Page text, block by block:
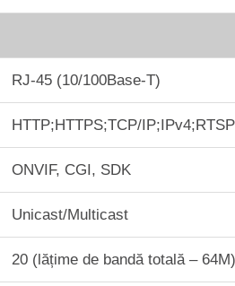
RJ-45 (10/100Base-T)
HTTP;HTTPS;TCP/
ONVIF, CGI, SDK
Unicast/Multicast
20 (lățime de bandă totală – 64M)